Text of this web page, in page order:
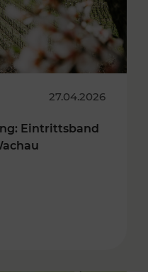
27.04.2026
Eintrittsband